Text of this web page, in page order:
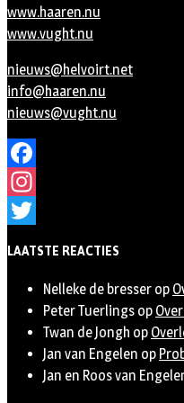
www.haaren.nu
www.vught.nu
nieuws@helvoirt.net
info@haaren.nu
nieuws@vught.nu
Facebook
Instagram
LAATSTE REACTIES
Nelleke de bresser op
Peter Tuerlings op
Twan de Jongh op
Jan van Engelen op
Jan en Roos van